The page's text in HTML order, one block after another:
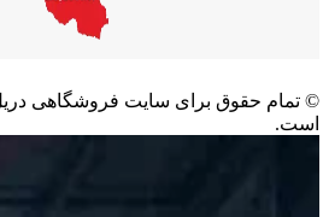
©️ تمام حقوق برای سایت فروشگاهی
است.